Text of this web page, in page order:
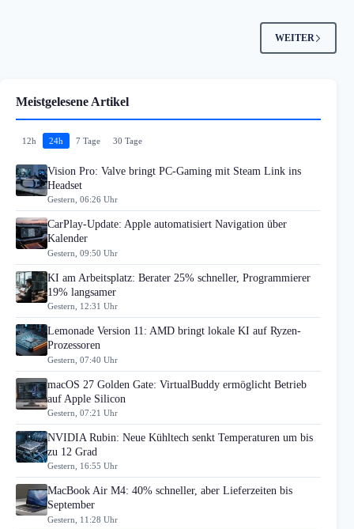
WEITER
Meistgelesene Artikel
12h 24h 7 Tage 30 Tage
Vision Pro: Valve bringt PC-Gaming mit Steam Link ins
Headset
Gestern, 06:26 Uhr
CarPlay-Update: Apple automatisiert Navigation über
Kalender
Gestern, 09:50 Uhr
KI am Arbeitsplatz: Berater 25% schneller, Programmierer
19% langsamer
Gestern, 12:31 Uhr
Lemonade Version 11: AMD bringt lokale KI auf Ryzen-
Prozessoren
Gestern, 07:40 Uhr
macOS 27 Golden Gate: VirtualBuddy ermöglicht Betrieb
auf Apple Silicon
Gestern, 07:21 Uhr
NVIDIA Rubin: Neue Kühltech senkt Temperaturen um bis
zu 12 Grad
Gestern, 16:55 Uhr
MacBook Air M4: 40% schneller, aber Lieferzeiten bis
September
Gestern, 11:28 Uhr